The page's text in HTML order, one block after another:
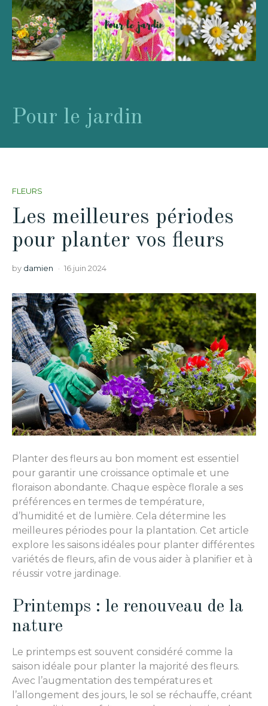
Pour le jardin
FLEURS
Les meilleures périodes
pour planter vos fleurs
by damien 16 juin 2024
Planter des fleurs au bon moment est essentiel
pour garantir une croissance optimale et une
floraison abondante. Chaque espèce florale a ses
préférences en termes de température,
d’humidité et de lumière. Cela détermine les
meilleures périodes pour la plantation. Cet article
explore les saisons idéales pour planter différentes
variétés de fleurs, afin de vous aider à planifier et à
réussir votre jardinage.
Printemps : le renouveau de la
nature
Le printemps est souvent considéré comme la
saison idéale pour planter la majorité des fleurs.
Avec l’augmentation des températures et
l’allongement des jours, le sol se réchauffe, créant